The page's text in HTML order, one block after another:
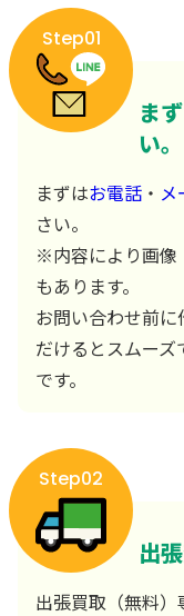
Step01
ま
い。
まずはお電話 ・ メ
さい。
※内容により画像
もあります。
お問い合わせ前
だけるとスムー
です。
Step02
出
出張買取（無料